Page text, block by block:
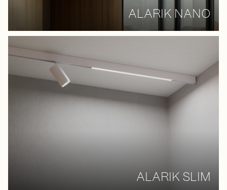
ALARIK NANO
ALARIK SLIM